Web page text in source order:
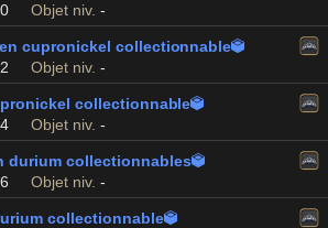
Objet niv. -
cupronickel collectionnable
Objet niv. -
collectionnable
Objet niv. -
durium collectionnables
Objet niv. -
collectionnable